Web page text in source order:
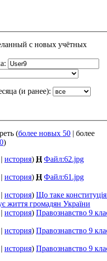
с новых учётных
(и ранее):
(более новых 50 | более
)
история) Н Файл:62.jpg
история) Н Файл:61.jpg
| история) Що таке
життя громадян України
| история) Правознавство 9
| история) Правознавство 9
| история) Правознавство 9